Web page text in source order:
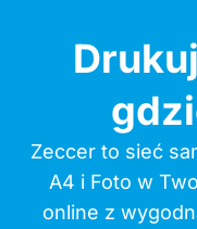
Zeccer to sieć
A4 i Foto w
online z